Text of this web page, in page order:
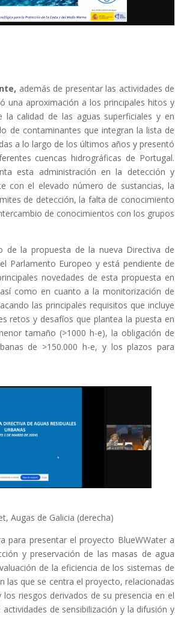
además de presentar las actividades de
una aproximación a los principales hitos y
calidad de las aguas superficiales y en
de contaminantes que integran la lista de
a lo largo de los últimos años y presentó
cuencas hidrográficas de Portugal.
esta administración en la detección y
con el elevado número de sustancias, la
de detección, la falta de conocimiento
de conocimientos con los grupos
de la propuesta de la nueva Directiva de
Parlamento Europeo y está pendiente de
novedades de esta propuesta en
como en cuanto a la monitorización de
las principales requisitos que incluye
retos y desafíos que plantea la puesta en
tamaño (>1000 h-e), la obligación de
de >150.000 h-e, y los plazos para
Augas de Galicia (derecha)
para presentar el proyecto BlueWWater a
y preservación de las masas de agua
de la eficiencia de los sistemas de
las que se centra el proyecto, relacionadas
riesgos derivados de su presencia en el
de sensibilización y la difusión y